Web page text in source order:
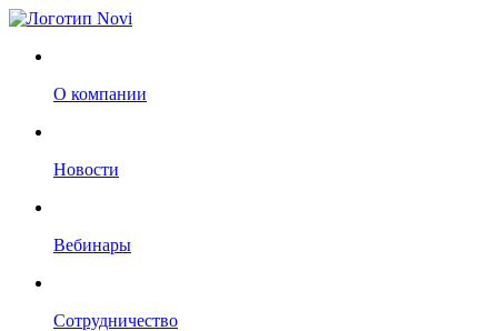
О компании
Новости
Вебинары
Сотрудничество